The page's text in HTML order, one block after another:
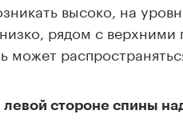
высоко, на
рядом с
может
стороне спины